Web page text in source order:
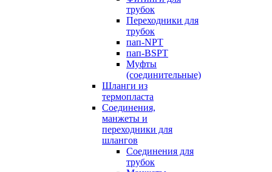
трубок
Переходники для
трубок
пап-NPT
пап-BSPT
Муфты
(соединительные)
Шланги из
термопласта
Соединения,
манжеты и
переходники для
шлангов
Соединения для
трубок